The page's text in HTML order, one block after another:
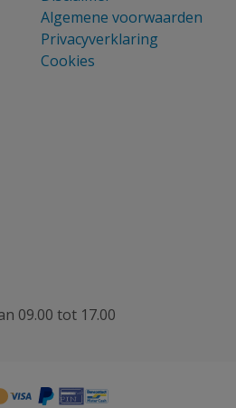
Algemene voorwaarden
Privacyverklaring
Cookies
09.00 tot 17.00